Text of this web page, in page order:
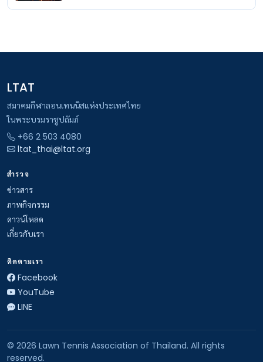
LTAT
สมาคมกีฬาลอนเทนนิสแห่งประเทศไทย
ในพระบรมราชูปถัมภ์
+66 2 503 4080
ltat_thai@ltat.org
สำรวจ
ข่าวสาร
ภาพกิจกรรม
ดาวน์โหลด
เกี่ยวกับเรา
ติดตามเรา
Facebook
YouTube
LINE
© 2026 Lawn Tennis Association of Thailand. All rights
reserved.